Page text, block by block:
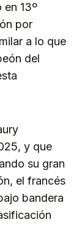
en 13º
por
a lo que
del
y que
su gran
el francés
bandera